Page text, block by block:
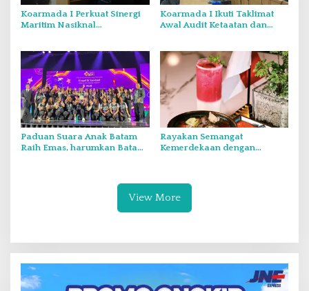
Koarmada I Perkuat Sinergi
Maritim Nasiknal
Laut Natuna Utara
Koarmada I Ikuti Taklimat
Awal Audit Ketaatan dan
Paduan Suara Anak Batam
Raih Emas, harumkan Batam
Rayakan Semangat
Kemerdekaan dengan
View More